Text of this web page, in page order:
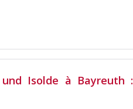
Isolde à Bayreuth :